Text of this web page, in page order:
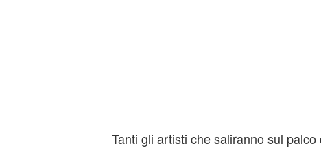
Tanti gli artisti che saliranno sul